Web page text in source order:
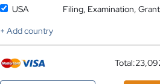
USA Filing, Examination,
+ Add country
Total:
Currency